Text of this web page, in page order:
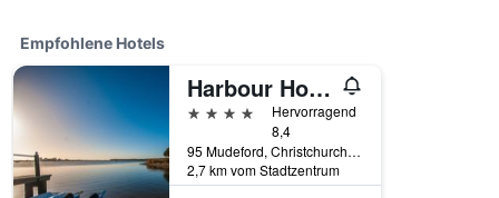
Empfohlene Hotels
Harbour Hotel & Spa Christchurch
4 Sterne
Hervorragend
8,4
95 Mudeford, Christchurch, Großbritannien
2,7 km vom Stadtzentrum